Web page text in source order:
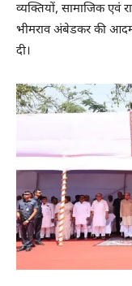
व्यक्तियों, सामाजिक एवं
भीमराव अंबेडकर की
दी।